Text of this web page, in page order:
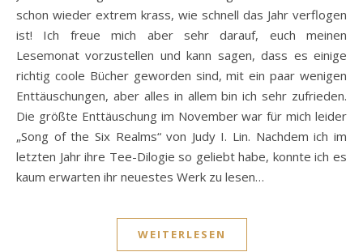
schon wieder extrem krass, wie schnell das Jahr verflogen
ist! Ich freue mich aber sehr darauf, euch meinen
Lesemonat vorzustellen und kann sagen, dass es einige
richtig coole Bücher geworden sind, mit ein paar wenigen
Enttäuschungen, aber alles in allem bin ich sehr zufrieden.
Die größte Enttäuschung im November war für mich leider
„Song of the Six Realms“ von Judy I. Lin. Nachdem ich im
letzten Jahr ihre Tee-Dilogie so geliebt habe, konnte ich es
kaum erwarten ihr neuestes Werk zu lesen…
WEITERLESEN